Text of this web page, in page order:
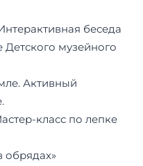
беседа
Детского музейного
Активный
класс по лепке
обрядах»